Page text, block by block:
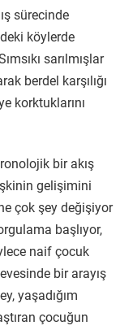
sürecinde
köylerde
sarılmışlar
berdel karşılığı
korktuklarını
bir akış
gelişimini
çok şey değişiyor
başlıyor,
naif çocuk
bir arayış
yaşadığım
çocuğun